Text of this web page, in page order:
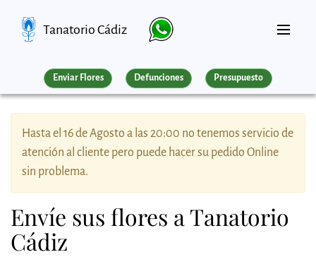
Tanatorio Cádiz
Enviar Flores Defunciones Presupuesto
Hasta el 16 de Agosto a las 20:00 no tenemos servicio de
atención al cliente pero puede hacer su pedido Online
sin problema.
Envíe sus flores a Tanatorio
Cádiz